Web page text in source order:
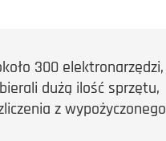
300 elektronarzędzi,
dużą ilość sprzętu,
z wypożyczonego